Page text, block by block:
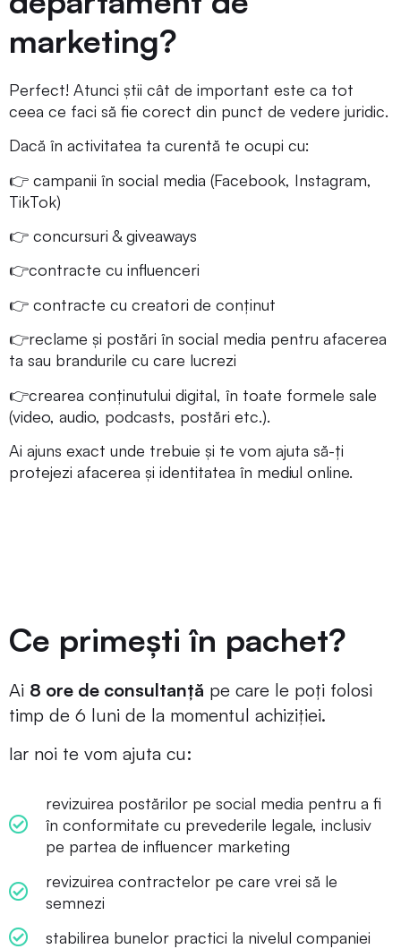
marketing?
Perfect! Atunci știi cât de important este ca tot
ceea ce faci să fie corect din punct de vedere juridic.
Dacă în activitatea ta curentă te ocupi cu:
👉 campanii în social media (Facebook, Instagram,
TikTok)
👉 concursuri & giveaways
👉contracte cu influenceri
👉 contracte cu creatori de conținut
👉reclame și postări în social media pentru afacerea
ta sau brandurile cu care lucrezi
👉crearea conținutului digital, în toate formele sale
(video, audio, podcasts, postări etc.).
Ai ajuns exact unde trebuie și te vom ajuta să-ți
protejezi afacerea și identitatea în mediul online.
Ce primești în pachet?
Ai 8 ore de consultanță pe care le poți folosi
timp de 6 luni de la momentul achiziției.
Iar noi te vom ajuta cu:
revizuirea postărilor pe social media pentru a fi
în conformitate cu prevederile legale, inclusiv
pe partea de influencer marketing
revizuirea contractelor pe care vrei să le
semnezi
stabilirea bunelor practici la nivelul companiei